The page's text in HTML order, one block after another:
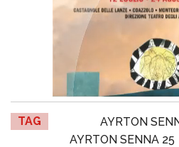
TAG
AYRTON
AYRTON SENNA 25